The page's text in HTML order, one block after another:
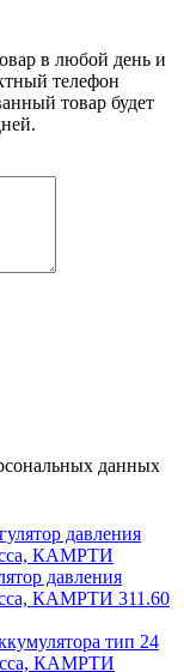
в любой день и
телефон
товар будет
данных
давления
КАМРТИ 311.60